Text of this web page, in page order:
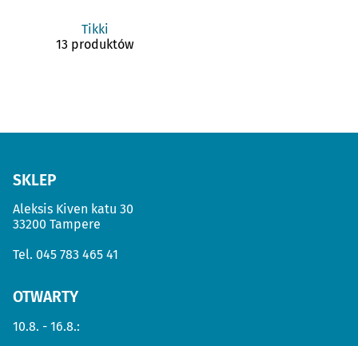
Tikki
13 produktów
SKLEP
Aleksis Kiven katu 30
33200 Tampere
Tel. 045 783 465 41
OTWARTY
10.8. - 16.8.: